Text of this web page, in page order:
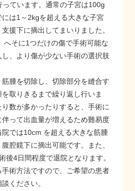
ています。通常の子宮は100g
は1～2kgを超える大きな子宮
援下に摘出してまいりました。
へそに1つだけの傷で手術可能な
、より傷が少ない手術の選択肢
腫を切除し、切除部分を縫合す
取りきるまで繰り返し行いま
数が多かったりすると、手術に
って出血量が増えるため難易度
では10cm を超える大きな筋腫
腔鏡下に摘出可能です。また、
後4日間程度で退院となります。
術方法ですので、ご希望の患者
ください。